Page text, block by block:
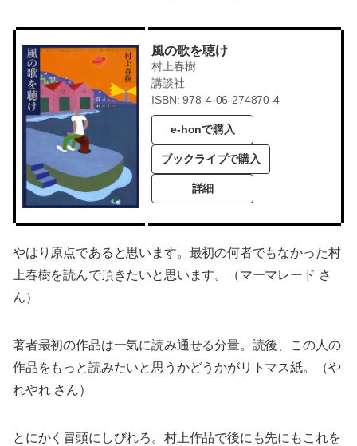
風の歌を聴け
村上春樹
講談社
ISBN: 978-4-06-274870-4
e-honで購入
ブックライブで購入
詳細
やはり原点であると思います。最初の何者でもなかった村
上春樹を読んで頂きたいと思います。（マーマレード さ
ん）
著者最初の作品は一気に読み通せる分量。読後、この人の
作品をもっと読みたいと思うかどうかがリトマス紙。（や
れやれ さん）
とにかく冒頭にしびれろ。村上作品で後にも先にもこれを